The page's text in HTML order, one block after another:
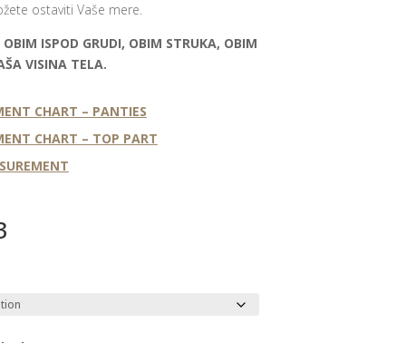
ostaviti Vaše mere.
ISPOD GRUDI, OBIM STRUKA, OBIM
VISINA TELA.
CHART – PANTIES
CHART – TOP PART